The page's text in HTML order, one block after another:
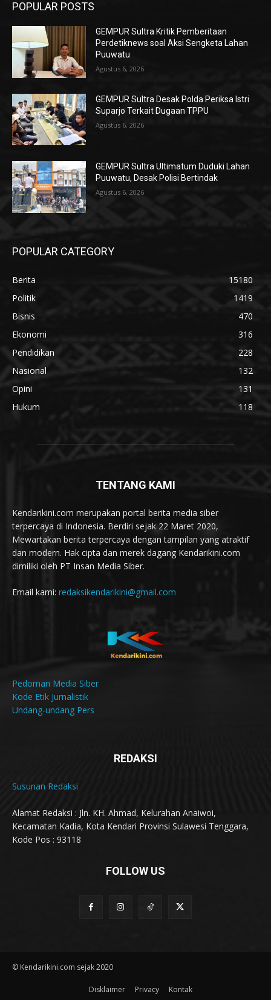
POPULAR POSTS
GEMPUR Sultra Kritik Pemberitaan
Perdetiknews soal Aksi Sengketa Lahan
Puuwatu
Agustus 6, 2026
GEMPUR Sultra Desak Polda Periksa Istri
Suparjo Terkait Dugaan TPPU
Agustus 6, 2026
GEMPUR Sultra Ultimatum Duduki Lahan
Puuwatu, Desak Polisi Bertindak
Agustus 6, 2026
POPULAR CATEGORY
Berita
15180
Politik
1419
Bisnis
470
Ekonomi
316
Pendidikan
228
Nasional
132
Opini
131
Hukum
118
TENTANG KAMI
Kendarikini.com merupakan portal berita media siber
terpercaya di Indonesia. Berdiri sejak 22 Maret 2020,
Mewartakan berita terpercaya dengan tampilan yang atraktif
dan modern. Hak cipta dan merek dagang Kendarikini.com
dimiliki oleh PT Insan Media Siber.
Email kami: redaksikendarikini@gmail.com
Pedoman Media Siber
Kode Etik Jurnalistik
Undang-undang Pers
REDAKSI
Susunan Redaksi
Alamat Redaksi : Jln. KH. Ahmad, Kelurahan Anaiwoi,
Kecamatan Kadia, Kota Kendari Provinsi Sulawesi Tenggara,
Kode Pos : 93118
FOLLOW US
© Kendarikini.com sejak 2020
Disklaimer Privacy Kontak